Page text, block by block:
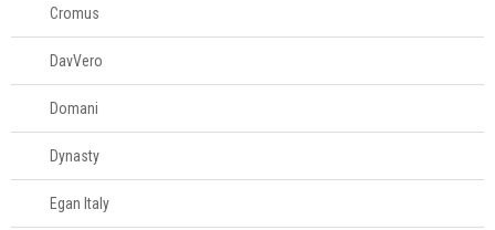
Eletros
Mesa
Cama e banho
Móveis
Cromus
DavVero
Domani
Dynasty
Egan Italy